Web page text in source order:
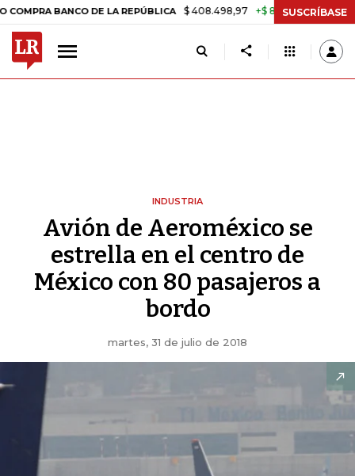
BANCO DE LA REPÚBLICA $ 408.498,97 +$ 8.753,81 +2,19%
SUSCRÍBASE
INDUSTRIA
Avión de Aeroméxico se
estrella en el centro de
México con 80 pasajeros a
bordo
martes, 31 de julio de 2018